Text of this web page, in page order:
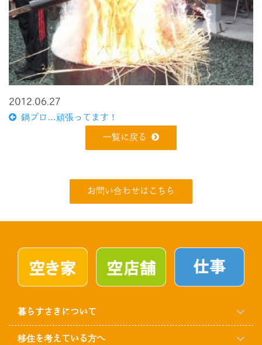
2012.06.27
鍋プロ…頑張ってます！
一覧に戻る
お問い合わせはこちら
暮らすさきについて
移住を考えている方へ